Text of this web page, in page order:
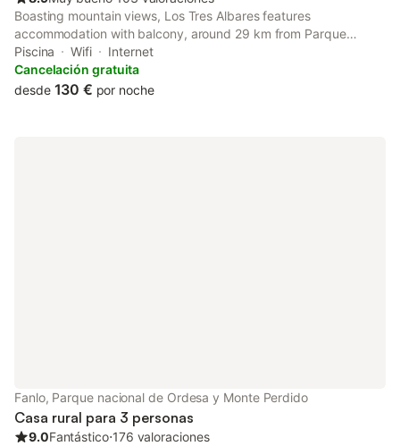
Boasting mountain views, Los Tres Albares features
accommodation with balcony, around 29 km from Parque
Nacional de Ordesa. This chalet has a pool with a view, a
garden, barbecue facilities, free WiFi and free private parking.
Piscina Wifi
Internet
Cancelación gratuita
desde 130 € por noche
Fanlo, Parque nacional de Ordesa y Monte Perdido
Casa rural para 3 personas
9.0Fantástico⋅176 valoraciones